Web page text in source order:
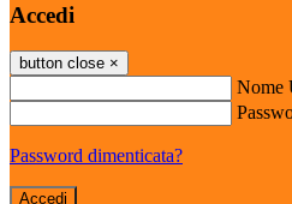
Accedi
button close ×
Nome
Password dimenticata?